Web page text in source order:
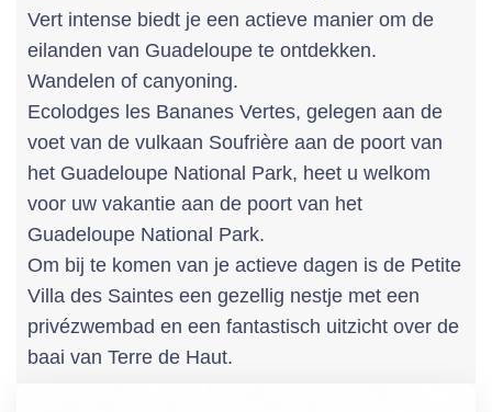
Vert intense biedt je een actieve manier om de
eilanden van Guadeloupe te ontdekken.
Wandelen of canyoning.
Ecolodges les Bananes Vertes, gelegen aan de
voet van de vulkaan Soufrière aan de poort van
het Guadeloupe National Park, heet u welkom
voor uw vakantie aan de poort van het
Guadeloupe National Park.
Om bij te komen van je actieve dagen is de Petite
Villa des Saintes een gezellig nestje met een
privézwembad en een fantastisch uitzicht over de
baai van Terre de Haut.